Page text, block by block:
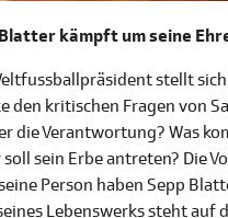
kämpft um seine
stellt
den kritischen Fragen von
die Verantwortung? Was
soll sein Erbe antreten? Die
Person haben Sepp
Lebenswerks steht auf